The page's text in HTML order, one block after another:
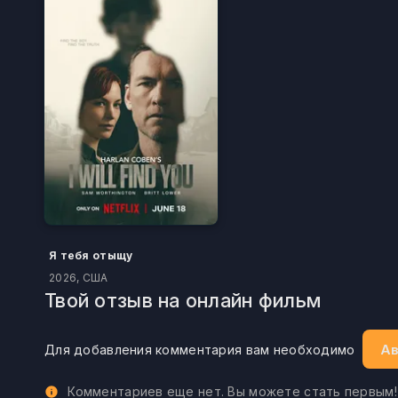
Я тебя отыщу
2026, США
Твой отзыв на онлайн фильм
Для добавления комментария вам необходимо
Комментариев еще нет. Вы можете стать первым!